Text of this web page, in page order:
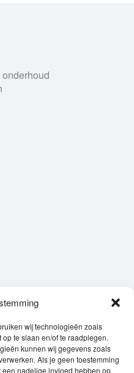
wij technologieën zoals
te slaan en/of te raadplegen.
kunnen wij gegevens zoals
Als je geen toestemming
een nadelige invloed hebben op